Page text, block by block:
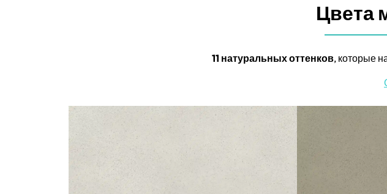
Цвета
11 натуральных оттенков, которые